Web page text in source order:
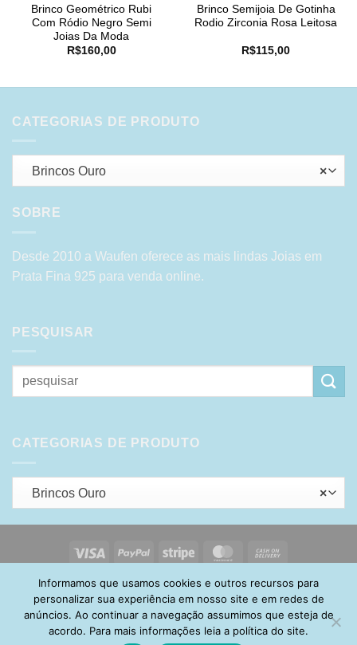
Brinco Geométrico Rubi
Com Ródio Negro Semi
Joias Da Moda
R$160,00
Brinco Semijoia De Gotinha
Rodio Zirconia Rosa Leitosa
R$115,00
CATEGORIAS DE PRODUTO
×
Brincos Ouro
SOBRE
Desde 2010 a Waufen oferece as mais lindas Joias em
Prata Fina 925 para venda online.
PESQUISAR
Pesquisar
por:
CATEGORIAS DE PRODUTO
×
Brincos Ouro
Visa PayPal Stripe MasterCard
Delivery
HOME SOBRE POLÍTICA DE PRIVACIDADE
ENTREGA
TROCA E DEVOLUÇÃO
GARANTIA FAQ
CARRINHO
MINHA CONTA
CONTATO
Informamos que usamos cookies e outros recursos para
personalizar sua experiência em nosso site e em redes de
anúncios. Ao continuar a navegação assumimos que esteja de
acordo. Para mais informações leia a política do site.